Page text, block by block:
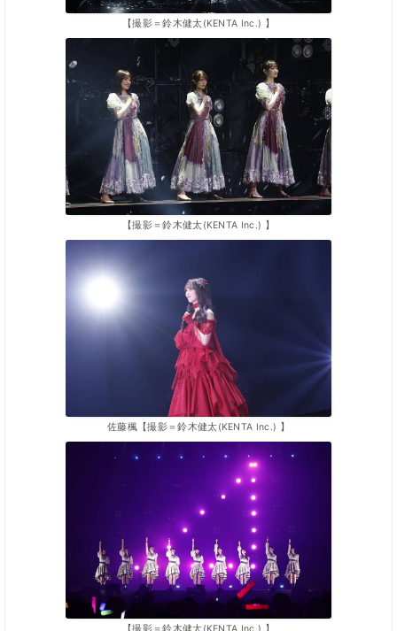
【撮影＝鈴木健太(KENTA Inc.) 】
【撮影＝鈴木健太(KENTA Inc.) 】
佐藤楓【撮影＝鈴木健太(KENTA Inc.) 】
【撮影＝鈴木健太(KENTA Inc.) 】